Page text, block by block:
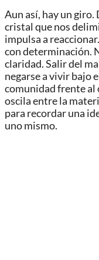
Aun así, hay un giro.
cristal que nos
impulsa a
con determinación.
claridad. Salir del
negarse a vivir bajo
comunidad frente al
oscila entre la
para recordar una
uno mismo.